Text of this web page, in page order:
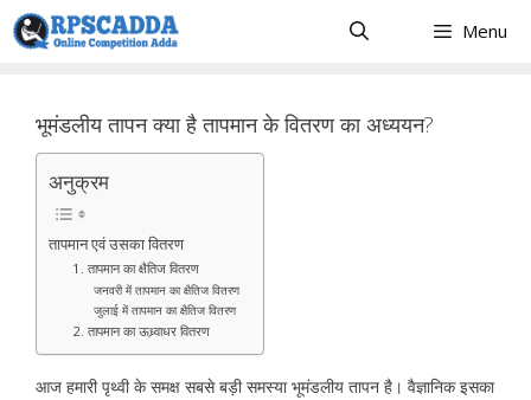
Skip
to
Menu
भूमंडलीय तापन क्या है तापमान के वितरण का अध्ययन?
अनुक्रम
तापमान एवं उसका वितरण
1. तापमान का क्षैतिज वितरण
जनवरी में तापमान का क्षैतिज वितरण
जुलाई में तापमान का क्षैतिज वितरण
2. तापमान का ऊध्र्वाधर वितरण
आज हमारी पृथ्वी के समक्ष सबसे बड़ी समस्या भूमंडलीय तापन है। वैज्ञानिक इसका